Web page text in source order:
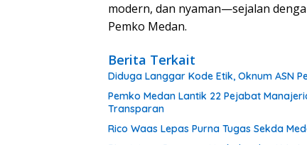
modern, dan nyaman—sejalan
Pemko Medan.
Berita Terkait
Diduga Langgar Kode Etik, Oknum ASN
Pemko Medan Lantik 22 Pejabat
Transparan
Rico Waas Lepas Purna Tugas Sekda